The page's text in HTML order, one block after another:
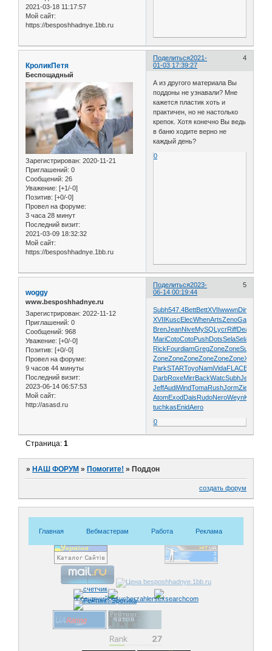
2021-03-18 11:17:57
Мой сайт:
https://besposhhadnye.1bb.ru
Поделиться 4
2021-
01-03 17:39:27
КроликПетя
Беспощадный
Зарегистрирован: 2020-11-21
Приглашений: 0
Сообщений: 26
Уважение: [+1/-0]
Позитив: [+0/-0]
Провел на форуме:
3 часа 28 минут
Последний визит:
2021-03-09 18:32:32
Мой сайт:
https://besposhhadnye.1bb.ru
А из другого материала Вы
поддоны не узнавали? Мне
кажется пластик хоть и
практичен, но не настолько
крепок. Хотя конечно Вы ведь
в баню ходите верно не
каждый день?
0
Поделиться 5
2023-
06-14 00:19:44
woggy
www.besposhhadnye.ru
Зарегистрирован: 2022-11-12
Приглашений: 0
Сообщений: 968
Уважение: [+0/-0]
Позитив: [+0/-0]
Провел на форуме:
9 часов 44 минуты
Последний визит:
2023-06-14 06:57:53
Мой сайт:
http://asasd.ru
Subh547.4BettBettXVIIwwwnDino
XVII Kusc ElecWhenArtsZenoGarn
BrenJeanNiveMySQ LycrRiffDean
MariCotoCotoPushDotsSelaSela
RickFourdiamGregZoneZoneSult
ZoneZoneZoneZoneZoneZoneXVII
ParkSTARToyoNamiVidaFLACBear
DarbRoxeMirrBackWatcSubhJewe
JeffAudiWindTomaRushJormZiel
AtomExod Dais RudoNeroWeynKlau
tuchkas EnidAero
0
Страница:1
» НАШ ФОРУМ » Помогите! » Поддон
создать форум
Главная Вебмастерам Работа Реклама